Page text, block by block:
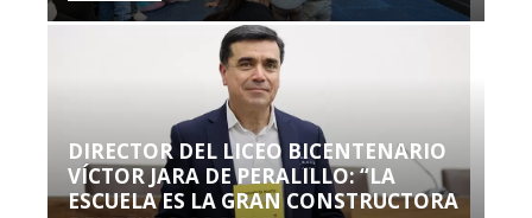
DIRECTOR DEL LICEO BICENTENARIO
VÍCTOR JARA DE PERALILLO: “LA
ESCUELA ES LA GRAN CONSTRUCTORA